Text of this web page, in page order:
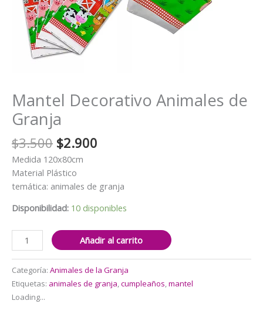
Mantel Decorativo Animales de
Granja
$3.500 El
precio
original
era:
$3.500.
$2.900
es:
$2.900.
Medida 120x80cm
Material Plástico
temática: animales de granja
Disponibilidad: 10 disponibles
Mantel
Decorativo
Animales
de
Granja
cantidad
Añadir al carrito
Categoría: Animales de la Granja
Etiquetas: animales de granja,cumpleaños,mantel
Loading...